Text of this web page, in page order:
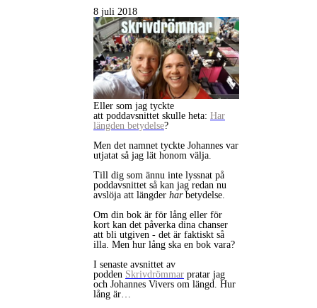
8 juli 2018
Eller som jag tyckte
att poddavsnittet skulle heta: Har
längden betydelse?
Men det namnet tyckte Johannes var
utjatat så jag lät honom välja.
Till dig som ännu inte lyssnat på
poddavsnittet så kan jag redan nu
avslöja att längder harbetydelse.
Om din bok är för lång eller för
kort kan det påverka dina chanser
att bli utgiven - det är faktiskt så
illa. Men hur lång ska en bok vara?
I senaste avsnittet av
podden Skrivdrömmar pratar jag
och Johannes Vivers om längd. Hur
lång är…